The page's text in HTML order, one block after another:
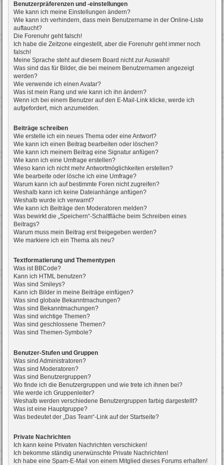
Benutzerpräferenzen und -einstellungen
Wie kann ich meine Einstellungen ändern?
Wie kann ich verhindern, dass mein Benutzername in der Online-Liste
auftaucht?
Die Forenuhr geht falsch!
Ich habe die Zeitzone eingestellt, aber die Forenuhr geht immer noch
falsch!
Meine Sprache steht auf diesem Board nicht zur Auswahl!
Was sind das für Bilder, die bei meinem Benutzernamen angezeigt
werden?
Wie verwende ich einen Avatar?
Was ist mein Rang und wie kann ich ihn ändern?
Wenn ich bei einem Benutzer auf den E-Mail-Link klicke, werde ich
aufgefordert, mich anzumelden.
Beiträge schreiben
Wie erstelle ich ein neues Thema oder eine Antwort?
Wie kann ich einen Beitrag bearbeiten oder löschen?
Wie kann ich meinem Beitrag eine Signatur anfügen?
Wie kann ich eine Umfrage erstellen?
Wieso kann ich nicht mehr Antwortmöglichkeiten erstellen?
Wie bearbeite oder lösche ich eine Umfrage?
Warum kann ich auf bestimmte Foren nicht zugreifen?
Weshalb kann ich keine Dateianhänge anfügen?
Weshalb wurde ich verwarnt?
Wie kann ich Beiträge den Moderatoren melden?
Was bewirkt die „Speichern“-Schaltfläche beim Schreiben eines
Beitrags?
Warum muss mein Beitrag erst freigegeben werden?
Wie markiere ich ein Thema als neu?
Textformatierung und Thementypen
Was ist BBCode?
Kann ich HTML benutzen?
Was sind Smileys?
Kann ich Bilder in meine Beiträge einfügen?
Was sind globale Bekanntmachungen?
Was sind Bekanntmachungen?
Was sind wichtige Themen?
Was sind geschlossene Themen?
Was sind Themen-Symbole?
Benutzer-Stufen und Gruppen
Was sind Administratoren?
Was sind Moderatoren?
Was sind Benutzergruppen?
Wo finde ich die Benutzergruppen und wie trete ich ihnen bei?
Wie werde ich Gruppenleiter?
Weshalb werden verschiedene Benutzergruppen farbig dargestellt?
Was ist eine Hauptgruppe?
Was bedeutet der „Das Team“-Link auf der Startseite?
Private Nachrichten
Ich kann keine Privaten Nachrichten verschicken!
Ich bekomme ständig unerwünschte Private Nachrichten!
Ich habe eine Spam-E-Mail von einem Mitglied dieses Forums erhalten!